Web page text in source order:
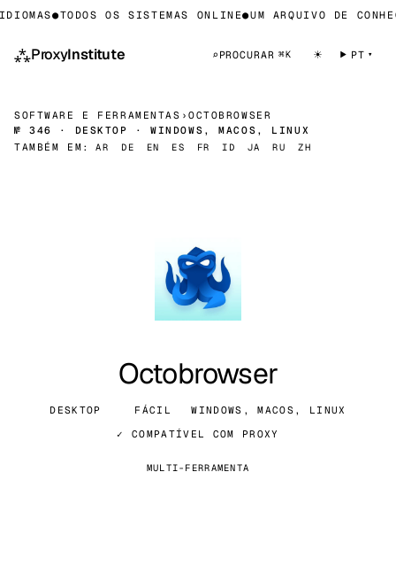
●TODOS OS SISTEMAS ONLINE●UM ARQUIVO DE
⁂ProxyInstitute ⌕ PROCURAR ⌘K ☀ PT
SOFTWARE E FERRAMENTAS ›OCTOBROWSER
№ 346 · DESKTOP · WINDOWS, MACOS, LINUX
TAMBÉM EM:
AR DE EN ES FR ID JA RU ZH
Octobrowser
DESKTOP FÁCIL
WINDOWS, MACOS, LINUX
✓ COMPATÍVEL COM PROXY
MULTI-FERRAMENTA